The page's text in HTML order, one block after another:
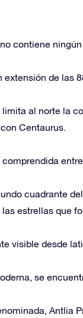
contiene
extensión de las
al norte la
Centaurus.
cuadrante
estrellas que
visible desde
se
Antlia